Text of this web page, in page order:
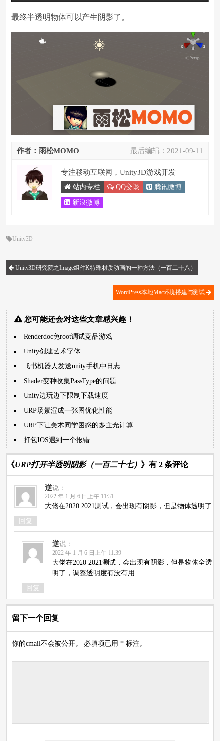
最终半透明物体可以产生阴影了。
最后编辑： 2021-09-11
作者：雨松MOMO
专注移动互联网，Unity3D游戏开发
站内专栏 QQ交谈 腾讯微博
新浪微博
Unity3D
Unity3D研究院之Image组件K特殊材质动画的一种方法（一百二十八）
WordPress本地Mac环境搭建与测试
您可能还会对这些文章感兴趣！
Renderdoc免root调试竞品游戏
Unity创建艺术字体
飞书机器人发送unity手机中日志
Shader变种收集PassType的问题
Unity边玩边下限制下载速度
URP场景渲成一张图优化性能
URP下让美术同学困惑的多主光计算
打包IOS遇到一个报错
《URP打开半透明阴影（一百二十七） 》有 2 条评论
逆说：
2022 年 1 月 6 日上午 11:31
大佬在2020 2021测试，会出现有阴影，但是物体透明了
回复
逆说：
2022 年 1 月 6 日上午 11:39
大佬在2020 2021测试，会出现有阴影，但是物体全透
明了，调整透明度有没有用
回复
留下一个回复
你的email不会被公开。 必填项已用 * 标注。